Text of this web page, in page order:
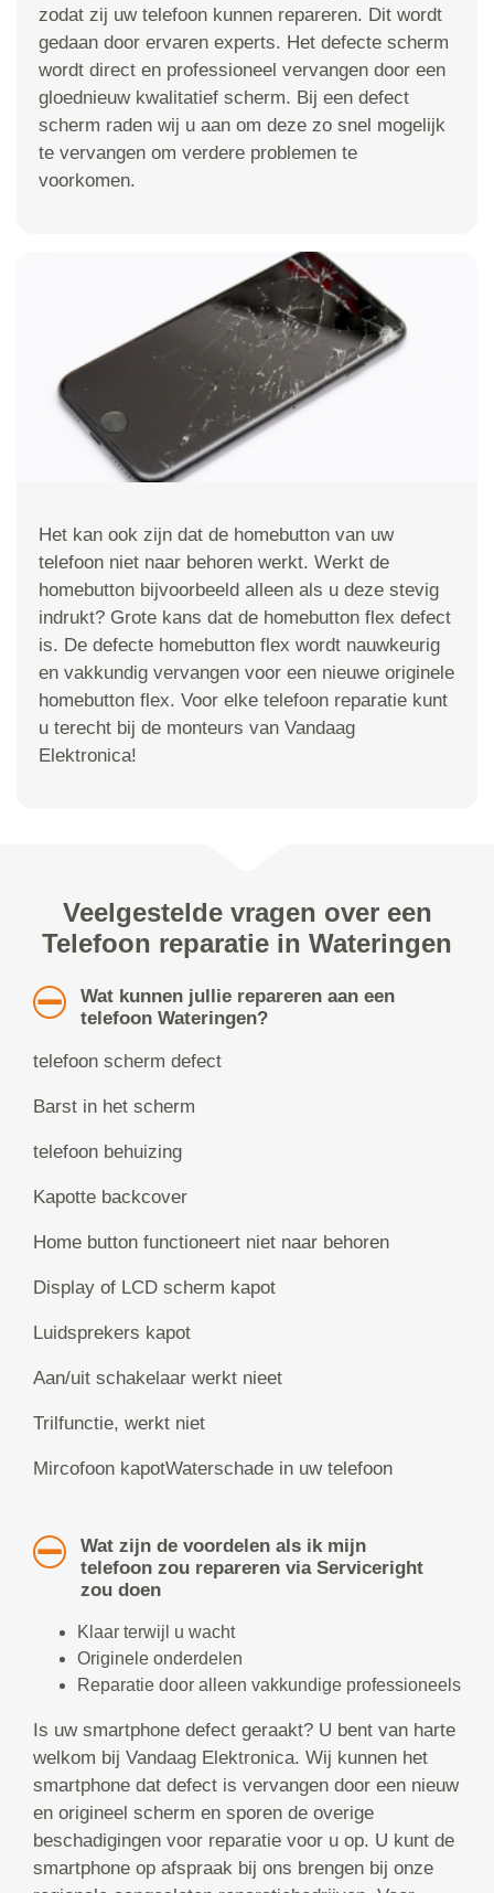
zodat zij uw telefoon kunnen repareren. Dit wordt
gedaan door ervaren experts. Het defecte scherm
wordt direct en professioneel vervangen door een
gloednieuw kwalitatief scherm. Bij een defect
scherm raden wij u aan om deze zo snel mogelijk
te vervangen om verdere problemen te
voorkomen.
Het kan ook zijn dat de homebutton van uw
telefoon niet naar behoren werkt. Werkt de
homebutton bijvoorbeeld alleen als u deze stevig
indrukt? Grote kans dat de homebutton flex defect
is. De defecte homebutton flex wordt nauwkeurig
en vakkundig vervangen voor een nieuwe originele
homebutton flex. Voor elke telefoon reparatie kunt
u terecht bij de monteurs van Vandaag
Elektronica!
Veelgestelde vragen over een
Telefoon reparatie in Wateringen
Wat kunnen jullie repareren aan een
telefoon Wateringen?
telefoon scherm defect
Barst in het scherm
telefoon behuizing
Kapotte backcover
Home button functioneert niet naar behoren
Display of LCD scherm kapot
Luidsprekers kapot
Aan/uit schakelaar werkt nieet
Trilfunctie, werkt niet
Mircofoon kapotWaterschade in uw telefoon
Wat zijn de voordelen als ik mijn
telefoon zou repareren via Serviceright
zou doen
Klaar terwijl u wacht
Originele onderdelen
Reparatie door alleen vakkundige professioneels
Is uw smartphone defect geraakt? U bent van harte
welkom bij Vandaag Elektronica. Wij kunnen het
smartphone dat defect is vervangen door een nieuw
en origineel scherm en sporen de overige
beschadigingen voor reparatie voor u op. U kunt de
smartphone op afspraak bij ons brengen bij onze